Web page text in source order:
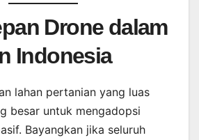
Drone dalam
Indonesia
lahan pertanian yang luas
besar untuk mengadopsi
Bayangkan jika seluruh